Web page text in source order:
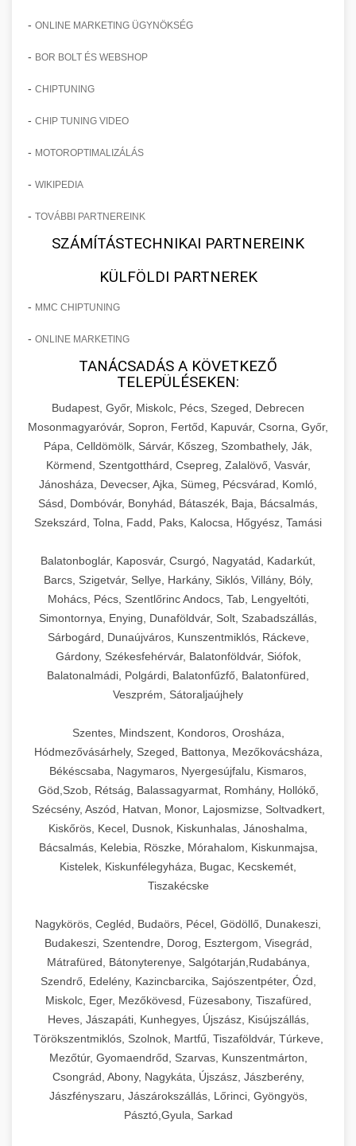
- ONLINE MARKETING ÜGYNÖKSÉG
- BOR BOLT ÉS WEBSHOP
- CHIPTUNING
- CHIP TUNING VIDEO
- MOTOROPTIMALIZÁLÁS
- WIKIPEDIA
- TOVÁBBI PARTNEREINK
SZÁMÍTÁSTECHNIKAI PARTNEREINK
KÜLFÖLDI PARTNEREK
- MMC CHIPTUNING
- ONLINE MARKETING
TANÁCSADÁS A KÖVETKEZŐ
TELEPÜLÉSEKEN:
Budapest, Győr, Miskolc, Pécs, Szeged, Debrecen
Mosonmagyaróvár, Sopron, Fertőd, Kapuvár, Csorna, Győr,
Pápa, Celldömölk, Sárvár, Kőszeg, Szombathely, Ják,
Körmend, Szentgotthárd, Csepreg, Zalalövő, Vasvár,
Jánosháza, Devecser, Ajka, Sümeg, Pécsvárad, Komló,
Sásd, Dombóvár, Bonyhád, Bátaszék, Baja, Bácsalmás,
Szekszárd, Tolna, Fadd, Paks, Kalocsa, Hőgyész, Tamási
Balatonboglár, Kaposvár, Csurgó, Nagyatád, Kadarkút,
Barcs, Szigetvár, Sellye, Harkány, Siklós, Villány, Bóly,
Mohács, Pécs, Szentlőrinc Andocs, Tab, Lengyeltóti,
Simontornya, Enying, Dunaföldvár, Solt, Szabadszállás,
Sárbogárd, Dunaújváros, Kunszentmiklós, Ráckeve,
Gárdony, Székesfehérvár, Balatonföldvár, Siófok,
Balatonalmádi, Polgárdi, Balatonfűzfő, Balatonfüred,
Veszprém, Sátoraljaújhely
Szentes, Mindszent, Kondoros, Orosháza,
Hódmezővásárhely, Szeged, Battonya, Mezőkovácsháza,
Békéscsaba, Nagymaros, Nyergesújfalu, Kismaros,
Göd,Szob, Rétság, Balassagyarmat, Romhány, Hollókő,
Szécsény, Aszód, Hatvan, Monor, Lajosmizse, Soltvadkert,
Kiskőrös, Kecel, Dusnok, Kiskunhalas, Jánoshalma,
Bácsalmás, Kelebia, Röszke, Mórahalom, Kiskunmajsa,
Kistelek, Kiskunfélegyháza, Bugac, Kecskemét,
Tiszakécske
Nagykörös, Cegléd, Budaörs, Pécel, Gödöllő, Dunakeszi,
Budakeszi, Szentendre, Dorog, Esztergom, Visegrád,
Mátrafüred, Bátonyterenye, Salgótarján,Rudabánya,
Szendrő, Edelény, Kazincbarcika, Sajószentpéter, Ózd,
Miskolc, Eger, Mezőkövesd, Füzesabony, Tiszafüred,
Heves, Jászapáti, Kunhegyes, Újszász, Kisújszállás,
Törökszentmiklós, Szolnok, Martfű, Tiszaföldvár, Túrkeve,
Mezőtúr, Gyomaendrőd, Szarvas, Kunszentmárton,
Csongrád, Abony, Nagykáta, Újszász, Jászberény,
Jászfényszaru, Jászárokszállás, Lőrinci, Gyöngyös,
Pásztó,Gyula, Sarkad